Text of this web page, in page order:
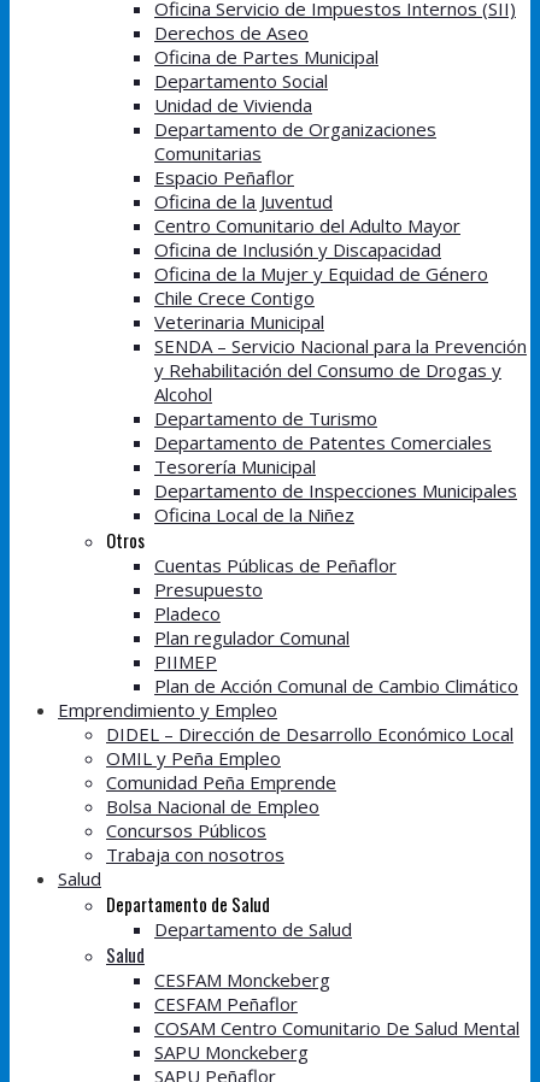
Oficina Servicio de Impuestos Internos (SII)
Derechos de Aseo
Oficina de Partes Municipal
Departamento Social
Unidad de Vivienda
Departamento de Organizaciones
Comunitarias
Espacio Peñaflor
Oficina de la Juventud
Centro Comunitario del Adulto Mayor
Oficina de Inclusión y Discapacidad
Oficina de la Mujer y Equidad de Género
Chile Crece Contigo
Veterinaria Municipal
SENDA – Servicio Nacional para la Prevención
y Rehabilitación del Consumo de Drogas y
Alcohol
Departamento de Turismo
Departamento de Patentes Comerciales
Tesorería Municipal
Departamento de Inspecciones Municipales
Oficina Local de la Niñez
Otros
Cuentas Públicas de Peñaflor
Presupuesto
Pladeco
Plan regulador Comunal
PIIMEP
Plan de Acción Comunal de Cambio Climático
Emprendimiento y Empleo
DIDEL – Dirección de Desarrollo Económico Local
OMIL y Peña Empleo
Comunidad Peña Emprende
Bolsa Nacional de Empleo
Concursos Públicos
Trabaja con nosotros
Salud
Departamento de Salud
Departamento de Salud
Salud
CESFAM Monckeberg
CESFAM Peñaflor
COSAM Centro Comunitario De Salud Mental
SAPU Monckeberg
SAPU Peñaflor